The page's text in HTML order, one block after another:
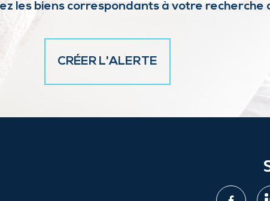
les biens correspondants à votre recherche
CRÉER L'ALERTE